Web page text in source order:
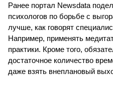
Ранее портал Newsdata
психологов по борьбе с
лучше, как говорят
Например, применять
практики. Кроме того,
достаточное количество
даже взять внеплановый